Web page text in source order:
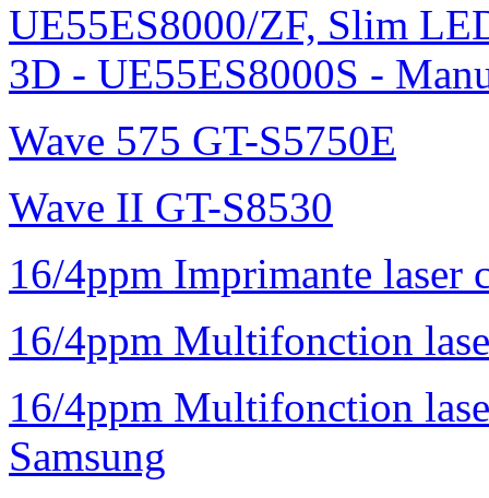
UE55ES8000/ZF, Slim
3D - UE55ES8000S -
Wave 575 GT-S5750E
Wave II GT-S8530
16/4ppm Imprimante laser
16/4ppm Multifonction
16/4ppm Multifonction
Samsung